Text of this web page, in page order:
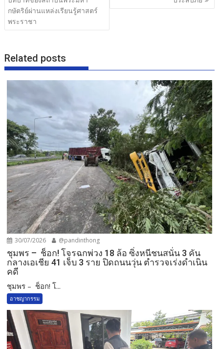
k
กษัตริย์ผ่านแหล่งเรียนรู้ศาสตร์
พระราชา
Related posts
30/07/2026 @pandinthong
ชุมพร – ช็อก! โจรฉกพ่วง 18 ล้อ ซิ่งหนีชนสนั่น 3 คัน
กลางเอเชีย 41 เจ็บ 3 ราย ปิดถนนวุ่น ตำรวจเร่งดำเนิน
คดี
ชุมพร – ช็อก! โ...
อาชญากรรม